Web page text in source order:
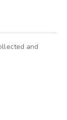
and